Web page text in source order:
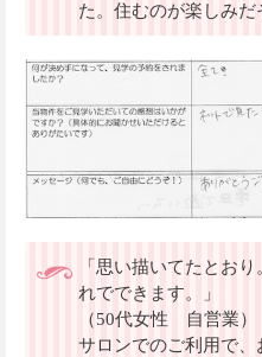
た。住むのが楽しみだ
「思い描いてたとお
れでできます。」
（50代女性 自営業）
サロンでのご利用で